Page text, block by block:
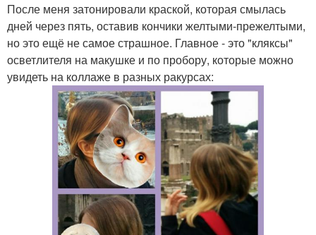
После меня затонировали краской, которая смылась
дней через пять, оставив кончики желтыми-прежелтыми,
но это ещё не самое страшное. Главное - это "кляксы"
осветлителя на макушке и по пробору, которые можно
увидеть на коллаже в разных ракурсах: